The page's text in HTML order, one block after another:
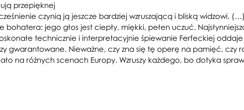
przepięknej
czynią ją jeszcze bardziej wzruszającą i bliską widzowi.
jego głos jest ciepły, miękki, pełen uczuć.
technicznie i interpretacyjnie śpiewanie Ferfeckiej
gwarantowane. Nieważne, czy zna się tę operę na pamięć, czy
na różnych scenach Europy. Wzruszy każdego, bo dotyka